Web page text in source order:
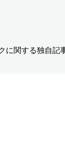
関する独自記